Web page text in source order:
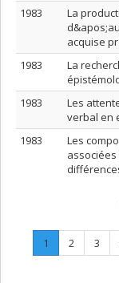
1983
La
acquise
1983
La
1983
Les
verbal en
1983
Les
Page
1
Current
Page
2 Page
3